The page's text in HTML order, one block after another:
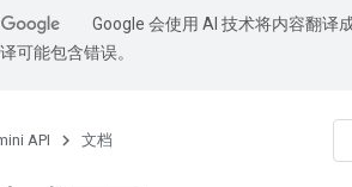
Google 会使用 AI 技术将内容翻译
可能包含错误。
API 文档